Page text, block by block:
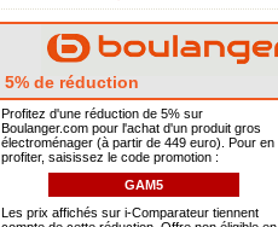
5% de réduction
Profitez d'une réduction de 5% sur
Boulanger.com pour l'achat d'un produit gros
électroménager (à partir de 449 euro). Pour en
profiter, saisissez le code promotion :
GAM5
Les prix affichés sur i-Comparateur tiennent